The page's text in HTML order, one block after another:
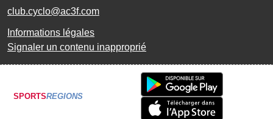
club.cyclo@ac3f.com
Informations légales
Signaler un contenu inapproprié
SPORTSREGIONS